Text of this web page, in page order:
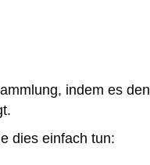
indem es den
dies einfach tun: